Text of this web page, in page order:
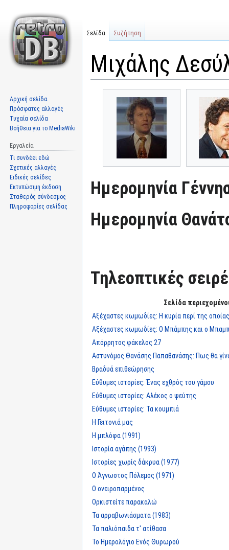
Μιχάλης
πλοήγηση
αναζήτηση
Ημερομηνία
Ημερομηνία
Τηλεοπτικές
Σελίδα
Αξέχαστες κωμωδίες: Η κυρία περί της
Αξέχαστες κωμωδίες: Ο Μπάμπης και ο
Απόρρητος φάκελος 27
Αστυνόμος Θανάσης Παπαθανάσης: Πως θα
Βραδυά επιθεώρησης
Εύθυμες ιστορίες: Ένας εχθρός του γάμου
Εύθυμες ιστορίες: Αλέκος ο ψεύτης
Εύθυμες ιστορίες: Τα κουμπιά
Η Γειτονιά μας
Η μπλόφα (1991)
Ιστορία αγάπης (1993)
Ιστορίες χωρίς δάκρυα (1977)
Ο Άγνωστος Πόλεμος (1971)
Ο ονειροπαρμένος
Ορκιστείτε παρακαλώ
Τα αρραβωνιάσματα (1983)
Τα παλιόπαιδα τ' ατίθασα
Το Ημερολόγιο Ενός Θυρωρού
Σελίδα Συζήτηση
Αρχική σελίδα
Πρόσφατες αλλαγές
Τυχαία σελίδα
Βοήθεια για το MediaWiki
Εργαλεία
Τι συνδέει εδώ
Σχετικές αλλαγές
Ειδικές σελίδες
Εκτυπώσιμη έκδοση
Σταθερός σύνδεσμος
Πληροφορίες σελίδας